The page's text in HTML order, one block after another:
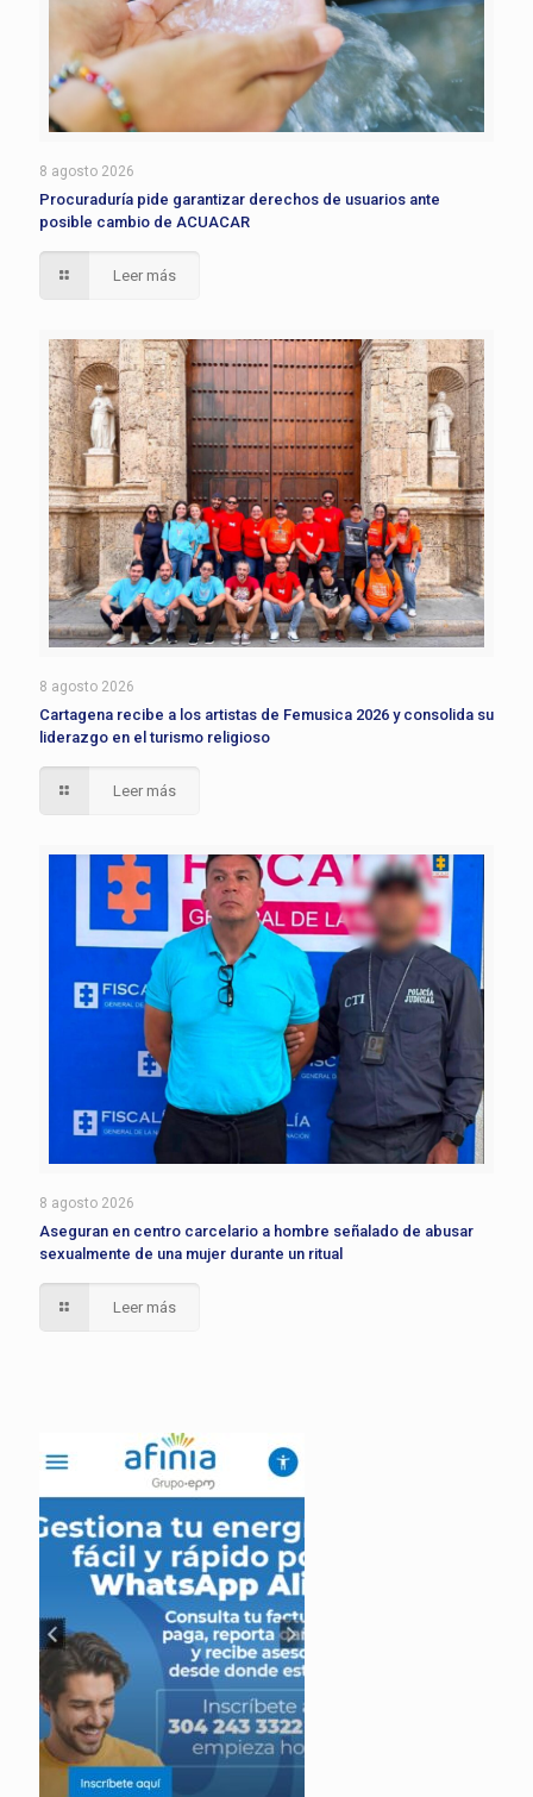
8 agosto 2026
Procuraduría pide garantizar derechos de usuarios ante
posible cambio de ACUACAR
Leer más
8 agosto 2026
Cartagena recibe a los artistas de Femusica 2026 y consolida su
liderazgo en el turismo religioso
Leer más
8 agosto 2026
Aseguran en centro carcelario a hombre señalado de abusar
sexualmente de una mujer durante un ritual
Leer más